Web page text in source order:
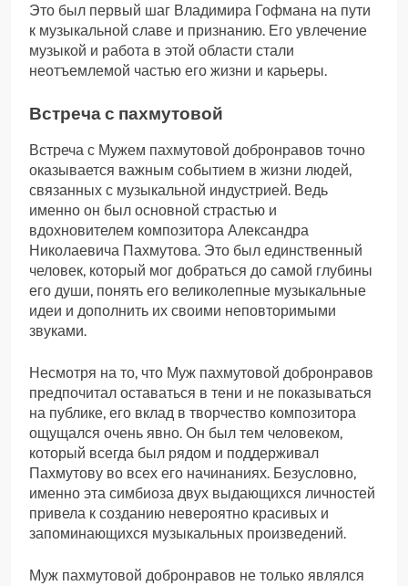
Это был первый шаг Владимира Гофмана на пути
к музыкальной славе и признанию. Его увлечение
музыкой и работа в этой области стали
неотъемлемой частью его жизни и карьеры.
Встреча с пахмутовой
Встреча с Мужем пахмутовой добронравов точно
оказывается важным событием в жизни людей,
связанных с музыкальной индустрией. Ведь
именно он был основной страстью и
вдохновителем композитора Александра
Николаевича Пахмутова. Это был единственный
человек, который мог добраться до самой глубины
его души, понять его великолепные музыкальные
идеи и дополнить их своими неповторимыми
звуками.
Несмотря на то, что Муж пахмутовой добронравов
предпочитал оставаться в тени и не показываться
на публике, его вклад в творчество композитора
ощущался очень явно. Он был тем человеком,
который всегда был рядом и поддерживал
Пахмутову во всех его начинаниях. Безусловно,
именно эта симбиоза двух выдающихся личностей
привела к созданию невероятно красивых и
запоминающихся музыкальных произведений.
Муж пахмутовой добронравов не только являлся